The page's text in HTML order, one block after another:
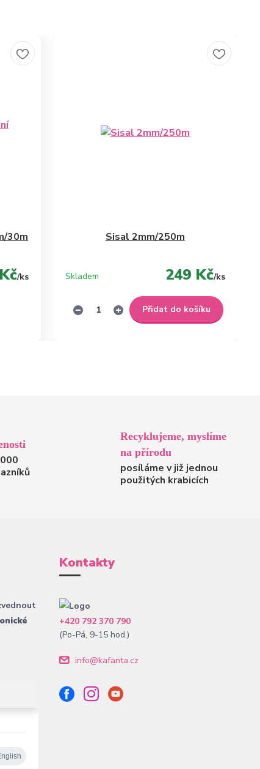
30m
/ks
Sisal 2mm/250m
249 Kč/ks
Skladem
Přidat do košíku
Recyklujeme, myslíme
na přírodu
posíláme v již jednou
použitých krabicích
Kontakty
+420 792 370 790
(Po-Pá, 9-15 hod.)
info@kafanta.cz